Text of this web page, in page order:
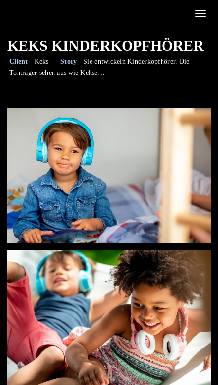
KEKS KINDERKOPFHÖRER
Client Keks |Story
Sie entwickeln Kinderkopfhörer. Die
Tonträger sehen aus wie Kekse…